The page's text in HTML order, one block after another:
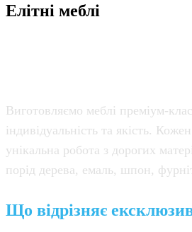
Елітні меблі
Виготовляємо меблі преміум-
індивідуальність та якість.
унікальна робота з дорогих
порід дерева, емаль, шпон,
Що відрізняє